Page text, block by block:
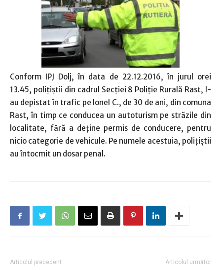
Conform IPJ Dolj, în data de 22.12.2016, în jurul orei
13.45, poliţiştii din cadrul Secţiei 8 Poliţie Rurală Rast, l-
au depistat în trafic pe Ionel C., de 30 de ani, din comuna
Rast, în timp ce conducea un autoturism pe străzile din
localitate, fără a deţine permis de conducere, pentru
nicio categorie de vehicule. Pe numele acestuia, poliţiştii
au întocmit un dosar penal.
Articolul precedent Articolul următor